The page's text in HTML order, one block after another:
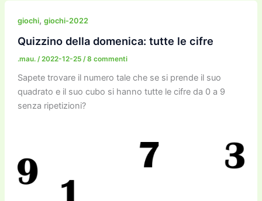
e
b
o
o
k
er l l
o
o
gr
m
y
n
e
n
di
giochi, giochi-2022
Quizzino della domenica: tutte le cifre
.mau. /2022-12-25 /8 commenti
Sapete trovare il numero tale che se si prende il suo
quadrato e il suo cubo si hanno tutte le cifre da 0 a 9
senza ripetizioni?